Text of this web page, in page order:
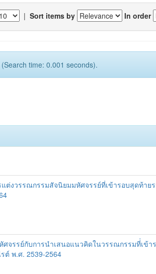
| Sort items by In order
time: 0.001 seconds).
แต่งวรรณกรรมสัจนิยมมหัศจรรย์ที่เข้ารอบสุดท้าย
ศจรรย์กับการนำเสนอแนวคิดในวรรณกรรมที่่เข้า
ต์ พ.ศ. 2539-2564